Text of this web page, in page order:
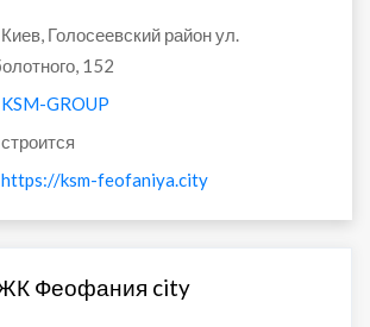
Киев, Голосеевский район ул.
152
KSM-GROUP
строится
https://ksm-feofaniya.city
Феофания city